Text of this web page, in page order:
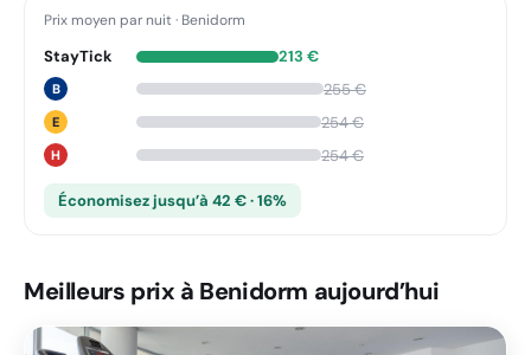
Prix moyen par nuit· Benidorm
StayTick 213 €
B 255€
E 254€
H 254€
Économisez jusqu’à 42 € · 16%
Meilleurs prix à Benidorm aujourd’hui